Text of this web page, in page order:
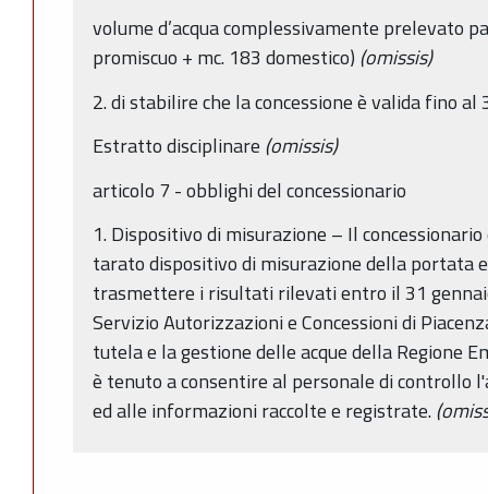
volume d’acqua complessivamente prelevato
promiscuo + mc. 183 domestico) (omissis)
2. di stabilire che la concessione è valida fino
Estratto disciplinare (omissis)
articolo 7 - obblighi del concessionario
1. Dispositivo di misurazione – Il
tarato dispositivo di misurazione della portata
trasmettere i risultati rilevati entro il 31
Servizio Autorizzazioni e Concessioni di
tutela e la gestione delle acque della Regione
è tenuto a consentire al personale di controllo
ed alle informazioni raccolte e registrate.